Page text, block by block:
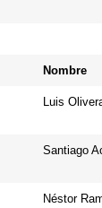
Nombre
Luis
Santiago
Néstor